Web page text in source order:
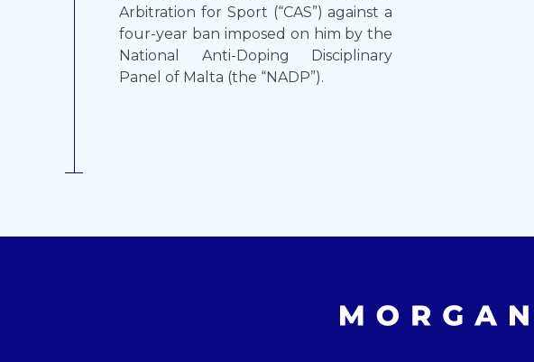
Arbitration for Sport (“CAS”) against a
four-year ban imposed on him by the
National Anti-Doping Disciplinary
Panel of Malta (the “NADP”).